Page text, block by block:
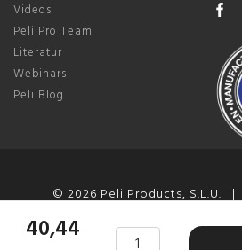
40,44
Videos
Peli Pro Team
Literatur
Webinars
Peli Blog
© 2026 Peli Products, S.L.U. |
Allgemeine Geschäftsbedingungen
Cookie Preferences